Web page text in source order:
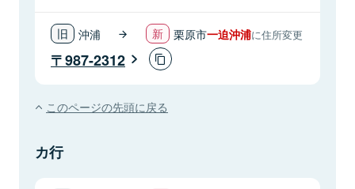
沖浦 栗原市一迫沖浦に住所変更
987-2312
このページの先頭に戻る
カ行